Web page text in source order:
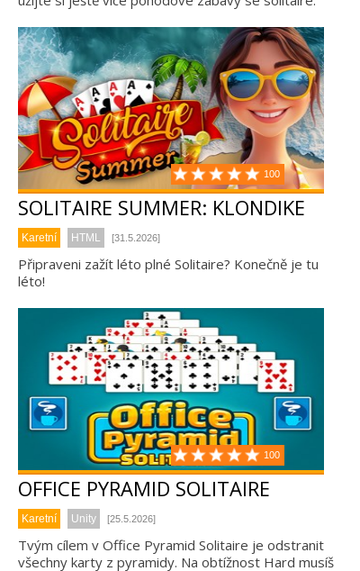
100
SOLITAIRE SUMMER: KLONDIKE
Karetní HTML [31.5.2026]
Připraveni zažít léto plné Solitaire? Konečně je tu
léto!
100
OFFICE PYRAMID SOLITAIRE
Karetní Unity [25.5.2026]
Tvým cílem v Office Pyramid Solitaire je odstranit
všechny karty z pyramidy. Na obtížnost Hard musíš